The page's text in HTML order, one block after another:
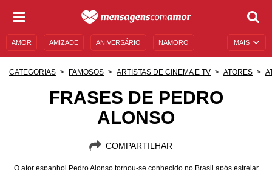
MAIS
AMOR AMIZADE ANIVERSÁRIO NAMORO
MENSAGENS DE ANIVERSÁRIO
CATEGORIAS FAMOSOS ARTISTAS DE CINEMA E TV ATORES
FRASES DE PEDRO
ALONSO
COMPARTILHAR
O ator espanhol Pedro Alonso tornou-se conhecido no Brasil após estrelar